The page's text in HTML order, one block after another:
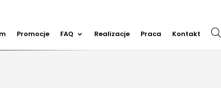
Promocje FAQ Realizacje Praca Kontakt
dmuchańców, organizacja imprez plenerowych, piana party, popcorn, wata cukrowa, granita,